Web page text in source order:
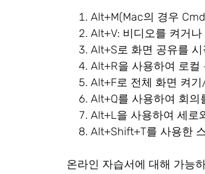
Alt+M(Mac의 경우
Alt+V: 비디오를 켜거나
Alt+S로 화면 공유를
Alt+R을 사용하여 로컬
Alt+F로 전체 화면 켜
Alt+Q를 사용하여 회의
Alt+L을 사용하여 세로
Alt+Shift+T를 사용한
온라인 자습서에 대해 가능